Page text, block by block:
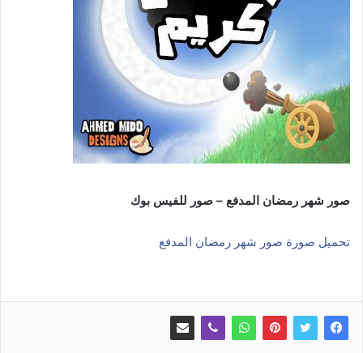
صور شهر رمضان المدفع – صور للفيس بوك
تحميل صورة صور شهر رمضان المدفع